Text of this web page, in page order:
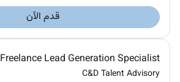
قدم الآن
Freelance Lead Generation Specialist
C&D Talent Advisory